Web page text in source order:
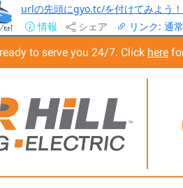
urlの先頭にgyo.tc/を付けてみよう！
情報
シェア リンク: 通常